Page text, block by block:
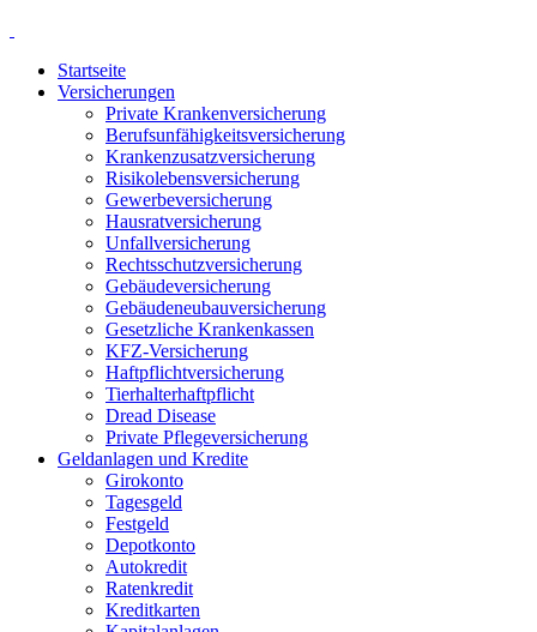
Startseite
Versicherungen
Private Krankenversicherung
Berufsunfähigkeitsversicherung
Krankenzusatzversicherung
Risikolebensversicherung
Gewerbeversicherung
Hausratversicherung
Unfallversicherung
Rechtsschutzversicherung
Gebäudeversicherung
Gebäudeneubauversicherung
Gesetzliche Krankenkassen
KFZ-Versicherung
Haftpflichtversicherung
Tierhalterhaftpflicht
Dread Disease
Private Pflegeversicherung
Geldanlagen und Kredite
Girokonto
Tagesgeld
Festgeld
Depotkonto
Autokredit
Ratenkredit
Kreditkarten